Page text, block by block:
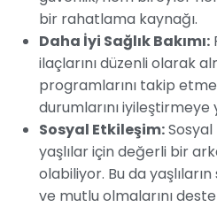
bir rahatlama kaynağı.
Daha İyi Sağlık Bakımı:
ilaçlarını düzenli olarak
programlarını takip
durumlarını iyileştirmeye
Sosyal Etkileşim:
yaşlılar için değerli bir
olabiliyor. Bu da
ve mutlu olmalarını